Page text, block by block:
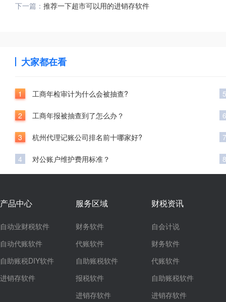
下一篇： 推荐一下超市可以用的进销存软件
大家都在看
1 工商年检审计为什么会被抽查?
2 工商年报被抽查到了怎么办？
3 杭州代理记账公司排名前十哪家好?
4 对公账户维护费用标准？
5
6
7
8
产品中心
自动业财税软件
自动代账软件
自助账税DIY软件
进销存软件
服务区域
财务软件
代账软件
自助账税软件
报税软件
进销存软件
财税资讯
自会计说
财务软件
代账软件
自助账税软件
进销存软件